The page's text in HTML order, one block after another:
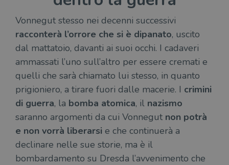
Vonnegut stesso nei decenni successivi
racconterà l’orrore che si è dipanato, uscito
dal mattatoio, davanti ai suoi occhi. I cadaveri
ammassati l’uno sull’altro per essere cremati e
quelli che sarà chiamato lui stesso, in quanto
prigioniero, a tirare fuori dalle macerie. I crimini
di guerra, la bomba atomica, il nazismo
saranno argomenti da cui Vonnegut non potrà
e non vorrà liberarsi e che continuerà a
declinare nelle sue storie, ma è il
bombardamento su Dresda l’avvenimento che